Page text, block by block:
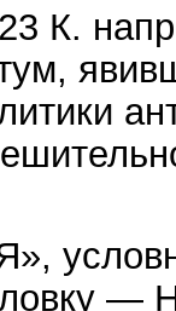
К.
—